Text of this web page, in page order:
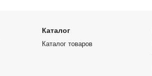
Каталог
Каталог товаров